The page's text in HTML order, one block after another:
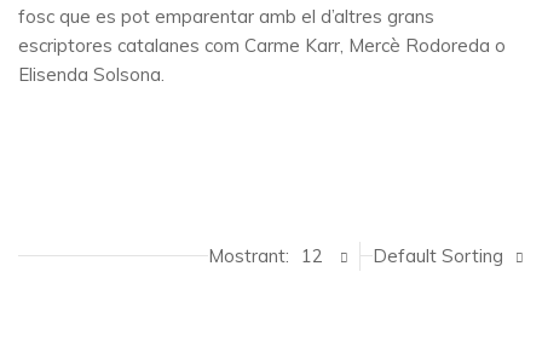
fosc que es pot emparentar amb el d’altres grans
escriptores catalanes com Carme Karr, Mercè Rodoreda o
Elisenda Solsona.
Default Sorting
Mostrant: 12